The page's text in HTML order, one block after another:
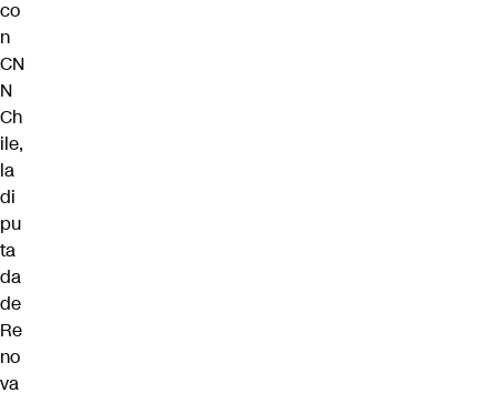
co
n
CN
N
Ch
ile,
la
di
pu
ta
da
de
Re
no
va